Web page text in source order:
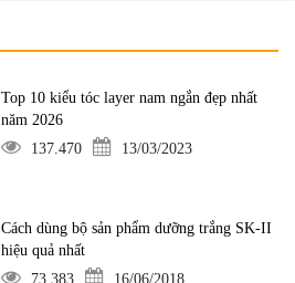
Top 10 kiểu tóc layer nam ngắn đẹp nhất
năm 2026
137.470
13/03/2023
Cách dùng bộ sản phẩm dưỡng trắng SK-II
hiệu quả nhất
73.383
16/06/2018